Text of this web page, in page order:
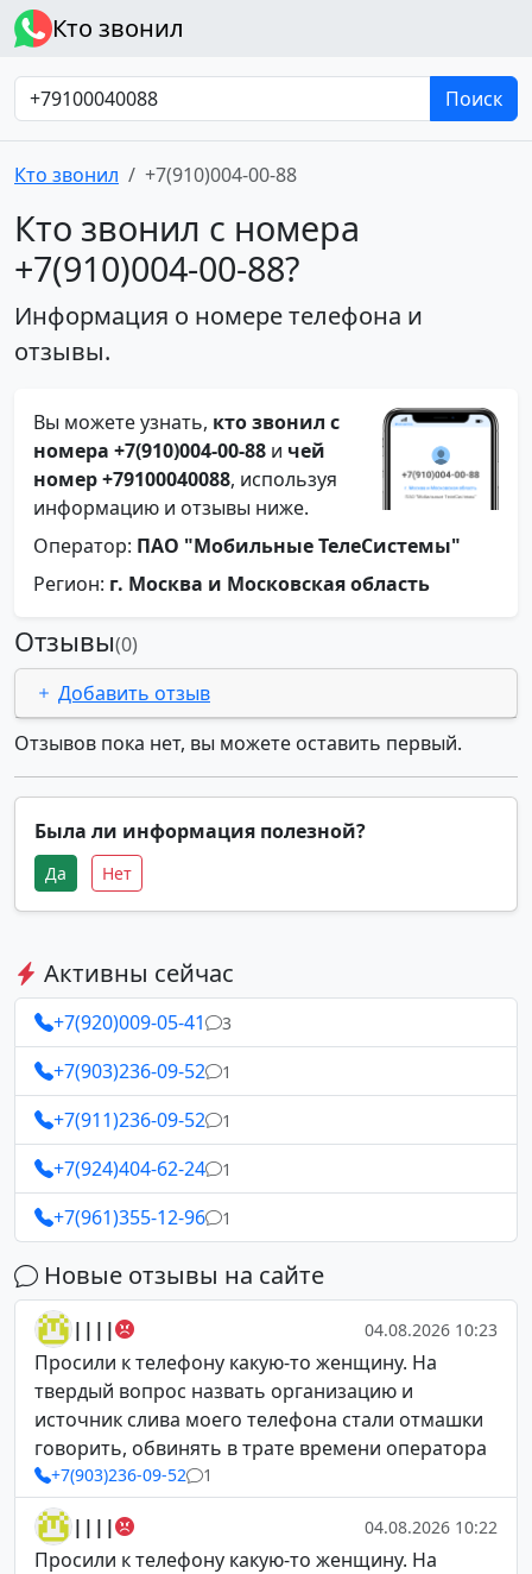
Кто звонил
Поиск
Кто звонил +7(910)004-00-88
Кто звонил с номера
+7(910)004-00-88?
Информация о номере телефона и
отзывы.
Вы можете узнать, кто звонил с
номера +7(910)004-00-88 и чей
номер +79100040088, используя
информацию и отзывы ниже.
Оператор: ПАО "Мобильные ТелеСистемы"
Регион: г. Москва и Московская область
Отзывы(0)
Добавить отзыв
Отзывов пока нет, вы можете оставить первый.
Была ли информация полезной?
Да Нет
Активны сейчас
+7(920)009-05-41 3
+7(903)236-09-52 1
+7(911)236-09-52 1
+7(924)404-62-24 1
+7(961)355-12-96 1
Новые отзывы на сайте
|||| 04.08.2026 10:23
Просили к телефону какую-то женщину. На
твердый вопрос назвать организацию и
источник слива моего телефона стали отмашки
говорить, обвинять в трате времени оператора
+7(903)236-09-52 1
|||| 04.08.2026 10:22
Просили к телефону какую-то женщину. На